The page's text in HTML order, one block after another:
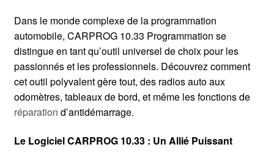
Dans le monde complexe de la programmation
automobile, CARPROG 10.33 Programmation se
distingue en tant qu’outil universel de choix pour les
passionnés et les professionnels. Découvrez comment
cet outil polyvalent gère tout, des radios auto aux
odomètres, tableaux de bord, et même les fonctions de
réparation d’antidémarrage.
Le Logiciel CARPROG 10.33 : Un Allié Puissant